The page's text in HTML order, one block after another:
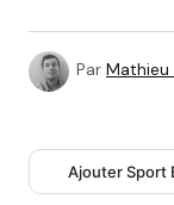
Par Mathieu
Ajouter Sport